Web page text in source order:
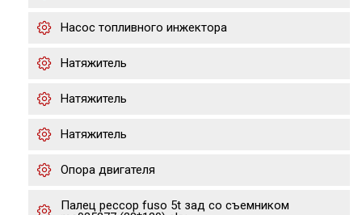
Насос топливного инжектора
Натяжитель
Натяжитель
Натяжитель
Опора двигателя
Палец рессор fuso 5t зад со съемником